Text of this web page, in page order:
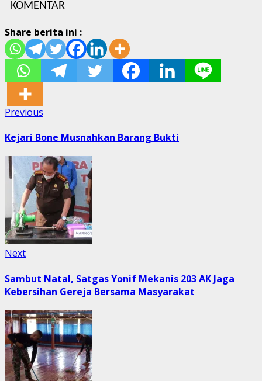
KOMENTAR
Share berita ini :
Post
navigation
Previous
Kejari Bone Musnahkan Barang Bukti
NextNext
Sambut Natal, Satgas Yonif Mekanis 203 AK Jaga
Kebersihan Gereja Bersama Masyarakat